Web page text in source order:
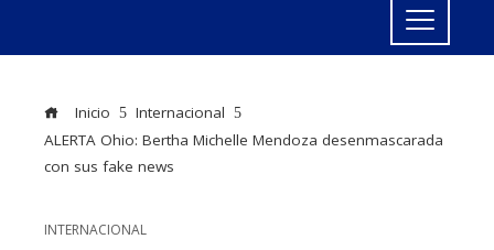
Inicio
Internacional
ALERTA Ohio: Bertha Michelle Mendoza desenmascarada
con sus fake news
INTERNACIONAL